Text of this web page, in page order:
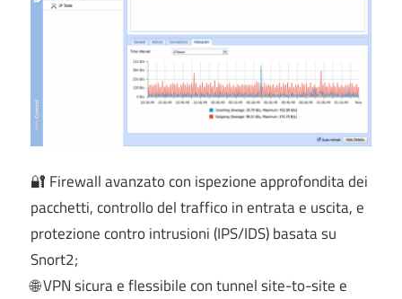
🔐 Firewall avanzato con ispezione approfondita dei
pacchetti, controllo del traffico in entrata e uscita, e
protezione contro intrusioni (IPS/IDS) basata su
Snort2;
🌐 VPN sicura e flessibile con tunnel site-to-site e